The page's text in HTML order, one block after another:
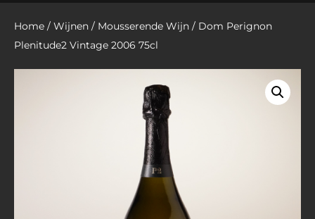
Home / Wijnen / Mousserende Wijn / Dom Perignon
Plenitude2 Vintage 2006 75cl